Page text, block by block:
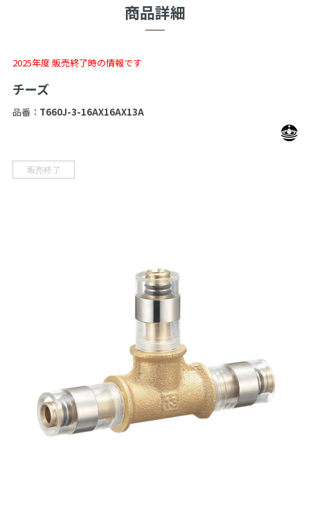
商品詳細
2025年度 販売終了時の情報です
チーズ
品番： T660J-3-16AX16AX13A
販売終了